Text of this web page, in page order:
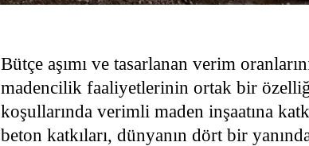
Bütçe aşımı ve tasarlanan verim
madencilik faaliyetlerinin ortak bir
koşullarında verimli maden inşaatına
beton katkıları, dünyanın dört bir